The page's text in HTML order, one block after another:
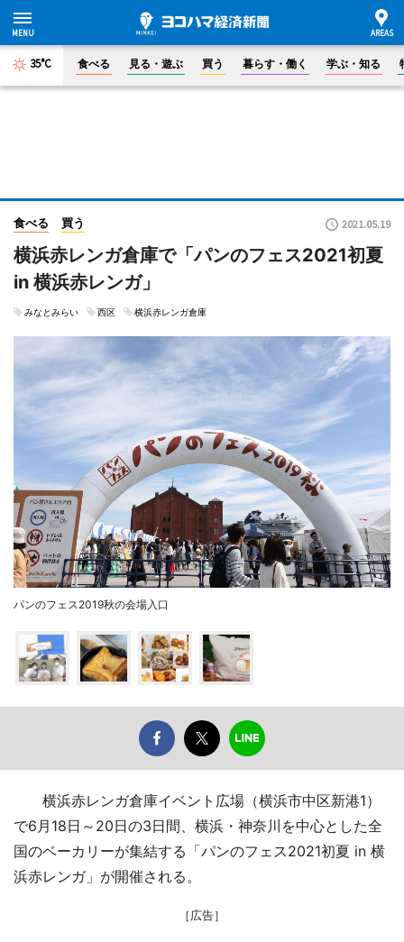
35°C 食べる 見る・遊ぶ 買う 暮らす・働く 学ぶ・知る
食べる 買う 2021.05.19
横浜赤レンガ倉庫で「パンのフェス2021初夏
in 横浜赤レンガ」
みなとみらい 西区 横浜赤レンガ倉庫
パンのフェス2019秋の会場入口
横浜赤レンガ倉庫イベント広場（横浜市中区新港1）
で6月18日～20日の3日間、横浜・神奈川を中心とした全
国のベーカリーが集結する「パンのフェス2021初夏 in 横
浜赤レンガ」が開催される。
［広告］